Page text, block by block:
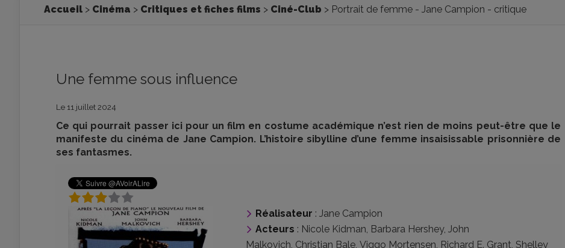
Accueil Cinéma Critiques et fiches films Ciné-Club Portrait de femme - Jane Campion - critique
Une femme sous influence
Le 11 juillet 2024
Ce qui pourrait passer ici pour un film en costume académique n’est rien de moins peut-être que le
manifeste du cinéma de Jane Campion. L’histoire sibylline d’une femme insaisissable prisonnière de
ses fantasmes.
Réalisateur : Jane Campion
Acteurs : Nicole Kidman, Barbara Hershey, John
Malkovich, Christian Bale, Viggo Mortensen, Richard E. Grant, Shelley